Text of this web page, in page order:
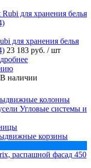
для хранения белья
23 183 руб. / шт
В наличии
колонны
Угловые системы и
корзины